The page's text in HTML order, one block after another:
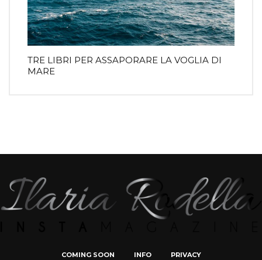
TRE LIBRI PER ASSAPORARE LA VOGLIA DI
MARE
COMING SOON INFO PRIVACY